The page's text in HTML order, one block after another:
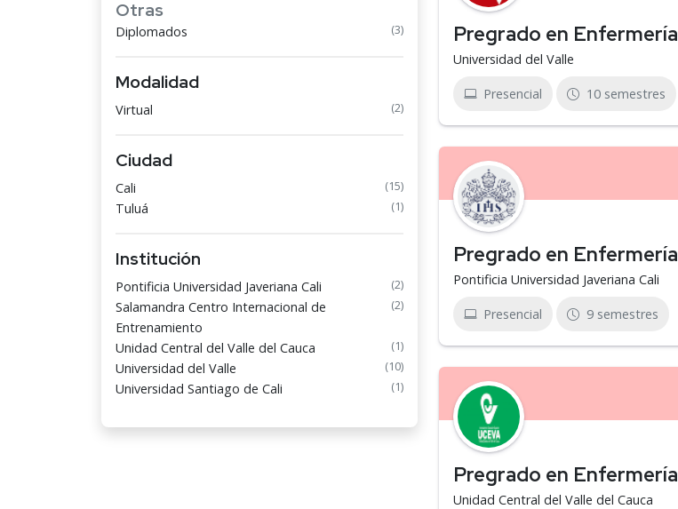
Otras
Diplomados (3)
Modalidad
Virtual (2)
Ciudad
Cali (15)
Tuluá (1)
Institución
Pontificia Universidad Javeriana Cali (2)
Salamandra Centro Internacional de
Entrenamiento
(2)
Unidad Central del Valle del Cauca (1)
Universidad del Valle (10)
Universidad Santiago de Cali (1)
Pregrado en Enfermería
Universidad del Valle
Presencial 10 semestres
Pregrado en Enfermería
Pontificia Universidad Javeriana Cali
Presencial 9 semestres
Pregrado en Enfermería
Unidad Central del Valle del Cauca